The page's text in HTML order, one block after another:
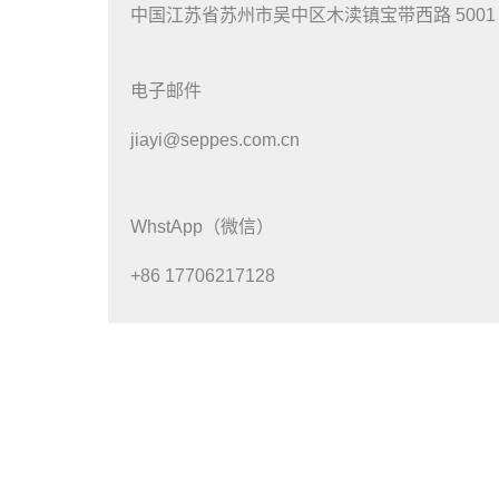
中国江苏省苏州市吴中区木渎镇宝带西路 5001
电子邮件
jiayi@seppes.com.cn
WhstApp（微信）
+86 17706217128